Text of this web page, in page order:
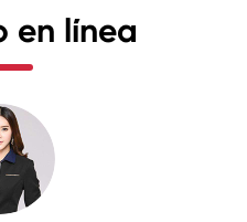
en línea